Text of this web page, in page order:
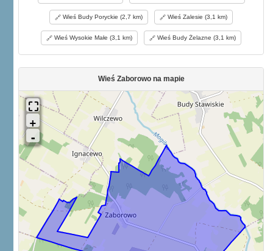
Wieś Budy Poryckie (2,7 km) Wieś Zalesie (3,1 km)
Wieś Wysokie Małe (3,1 km) Wieś Budy Żelazne (3,1 km)
Wieś Zaborowo na mapie